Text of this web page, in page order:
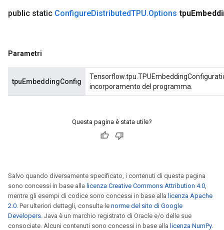
public static ConfigureDistributedTPU.Options tpu
Parametri
tpuEmbeddingConfig
incorporamento del programma.
Questa pagina è stata utile?
Salvo quando diversamente specificato, i contenuti di questa pagina
sono concessi in base alla licenza Creative Commons Attribution 4.0,
mentre gli esempi di codice sono concessi in base alla licenza Apache
2.0. Per ulteriori dettagli, consulta le norme del sito di Google
Developers. Java è un marchio registrato di Oracle e/o delle sue
consociate. Alcuni contenuti sono concessi in base alla licenza NumPy.